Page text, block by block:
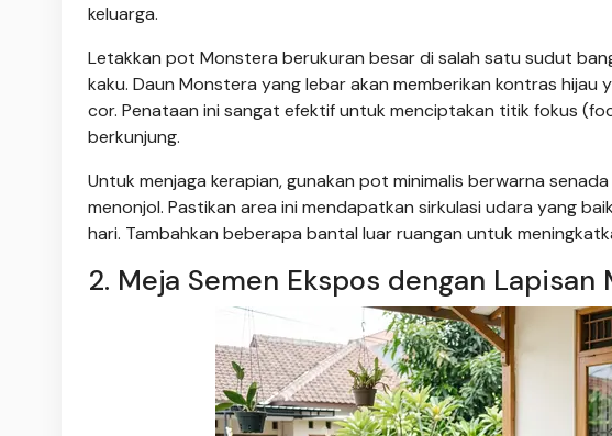
keluarga.
Letakkan pot Monstera berukuran besar di salah satu sudut
kaku. Daun Monstera yang lebar akan memberikan kontras
cor. Penataan ini sangat efektif untuk menciptakan titik fokus
berkunjung.
Untuk menjaga kerapian, gunakan pot minimalis berwarna
menonjol. Pastikan area ini mendapatkan sirkulasi udara yang
hari. Tambahkan beberapa bantal luar ruangan untuk
2. Meja Semen Ekspos dengan Lapisan